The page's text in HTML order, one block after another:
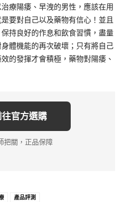
療陽痿、早洩的男性，應該在用
要對自己以及藥物有信心！並且
持良好的作息和飲食習慣，盡量
體機能的再次破壞；只有將自己
的發揮才會積極，藥物對陽痿、
往官方選購
把關，正品保障
產品評測